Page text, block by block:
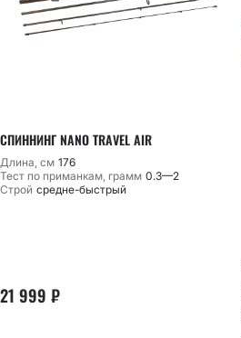
СПИННИНГ NANO TRAVEL AIR
Длина, см 176
Тест по приманкам, грамм 0.3—2
Строй средне-быстрый
21 999 ₽